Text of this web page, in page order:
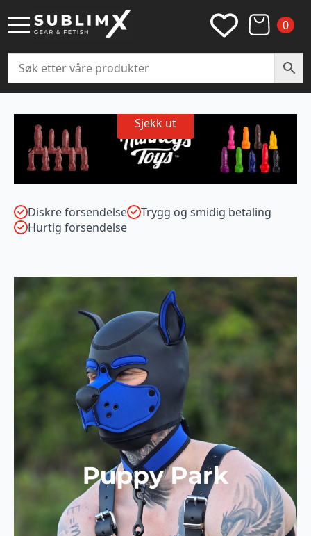
0
Sjekk ut
Diskre forsendelse
Trygg og smidig betaling
Hurtig forsendelse